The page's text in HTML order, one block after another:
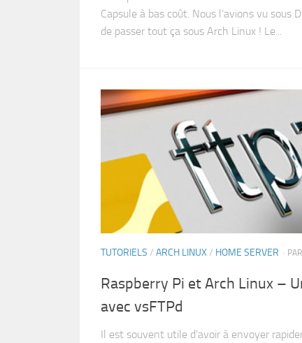
Capsule à bas coût. Nous l’avions vu sous
de passer tout ça sous Arch Linux ! Le...
TUTORIELS / ARCH LINUX/ HOME SERVER · PAR
Raspberry Pi et Arch Linux –
avec vsFTPd
Il est souvent utile d’avoir à envoyer